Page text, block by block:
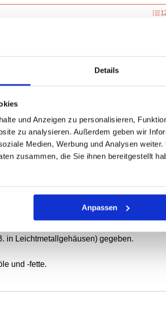
Details
und Anzeigen zu personalisieren,
zu analysieren. Außerdem geben wir
Medien, Werbung und Analysen
zusammen, die Sie ihnen bereitgestellt
Anpassen
VARIANTEN
oder schwenkbewegte Wellen.
Elastomer-Außenmantel, metallischem
Abdichtung bei dünnflüssigen oder
in Leichtmetallgehäusen) gegeben.
und -fette.